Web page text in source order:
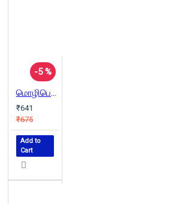
-5 %
மொழிபெயர்ப்பியல் பயணங்கள் பரிமாணங்கள்
₹641
₹675
Add to
Cart